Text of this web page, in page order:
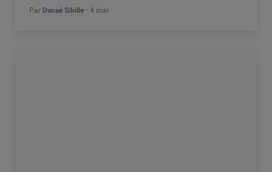
Par Danaé Sibille 4 mai